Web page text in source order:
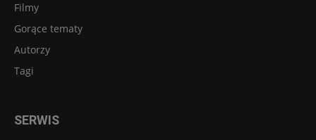
Filmy
Gorące tematy
Autorzy
Tagi
SERWIS